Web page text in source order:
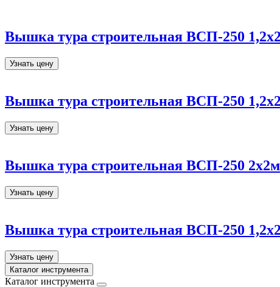
Вышка тура строительная ВСП-250
Узнать цену
Вышка тура строительная ВСП-250
Узнать цену
Вышка тура строительная ВСП-250
Узнать цену
Вышка тура строительная ВСП-250
Узнать цену
Каталог инструмента
Каталог инструмента